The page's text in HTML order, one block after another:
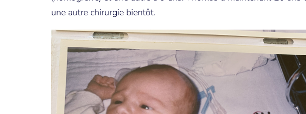
une autre chirurgie bientôt.